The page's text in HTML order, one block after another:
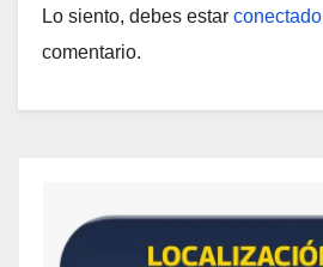
Lo siento, debes estar conectado
comentario.